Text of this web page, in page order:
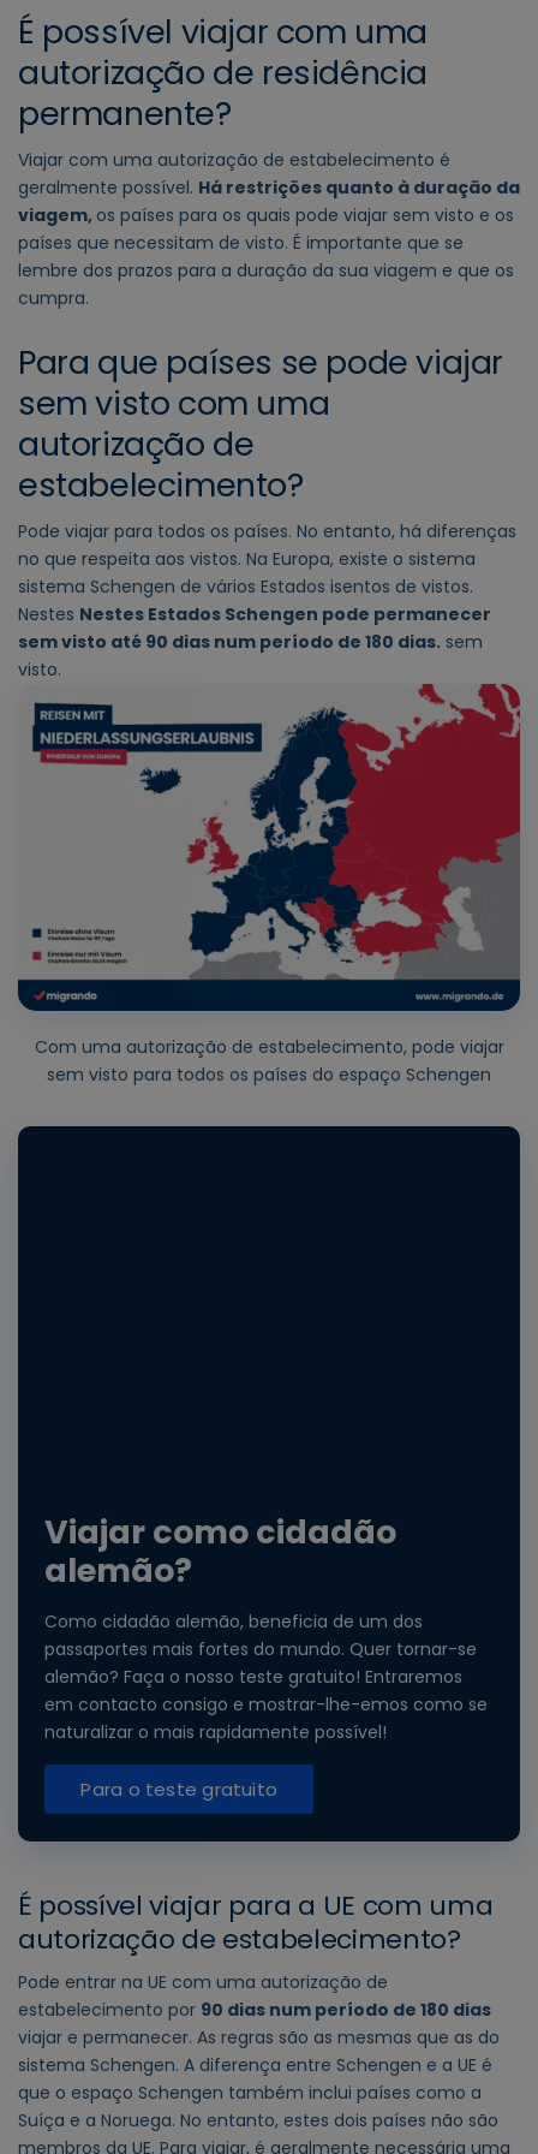
É possível viajar com uma
autorização de residência
permanente?
Viajar com uma autorização de estabelecimento é
geralmente possível. Há restrições quanto à duração da
viagem, os países para os quais pode viajar sem visto e os
países que necessitam de visto. É importante que se
lembre dos prazos para a duração da sua viagem e que os
cumpra.
Para que países se pode viajar
sem visto com uma
autorização de
estabelecimento?
Pode viajar para todos os países. No entanto, há diferenças
no que respeita aos vistos. Na Europa, existe o sistema
sistema Schengen de vários Estados isentos de vistos.
Nestes Nestes Estados Schengen pode permanecer
sem visto até 90 dias num período de 180 dias. sem
visto.
Com uma autorização de estabelecimento, pode viajar
sem visto para todos os países do espaço Schengen
Viajar como cidadão
alemão?
Como cidadão alemão, beneficia de um dos
passaportes mais fortes do mundo. Quer tornar-se
alemão? Faça o nosso teste gratuito! Entraremos
em contacto consigo e mostrar-lhe-emos como se
naturalizar o mais rapidamente possível!
Para o teste gratuito
É possível viajar para a UE com uma
autorização de estabelecimento?
Pode entrar na UE com uma autorização de
estabelecimento por 90 dias num período de 180 dias
viajar e permanecer. As regras são as mesmas que as do
sistema Schengen. A diferença entre Schengen e a UE é
que o espaço Schengen também inclui países como a
Suíça e a Noruega. No entanto, estes dois países não são
membros da UE. Para viajar, é geralmente necessária uma